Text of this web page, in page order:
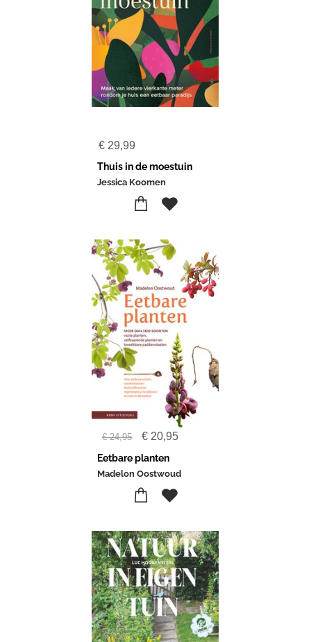
€ 29,99
Thuis in de moestuin
Jessica Koomen
€24,95 € 20,95
Eetbare planten
Madelon Oostwoud